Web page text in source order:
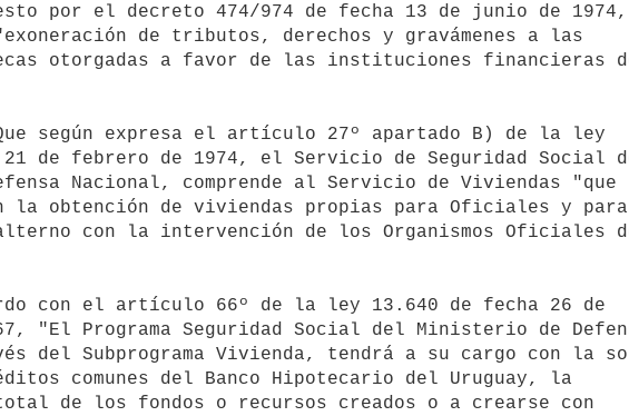
por el decreto 474/974 de fecha 13 de junio de 1974,
de tributos, derechos y gravámenes a las
otorgadas a favor de las instituciones financieras
según expresa el artículo 27º apartado B) de la ley
21 de febrero de 1974, el Servicio de Seguridad Social
Nacional, comprende al Servicio de Viviendas "que
la obtención de viviendas propias para Oficiales y para
con la intervención de los Organismos Oficiales
con el artículo 66º de la ley 13.640 de fecha 26 de
"El Programa Seguridad Social del Ministerio de
del Subprograma Vivienda, tendrá a su cargo con la
comunes del Banco Hipotecario del Uruguay, la
de los fondos o recursos creados o a crearse con